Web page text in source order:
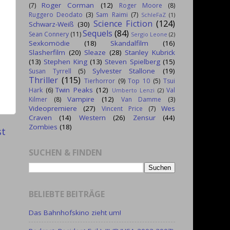
(7)
Roger Corman (12) Roger Moore
(8)
Ruggero Deodato (3) Sam Raimi (7) SchleFaZ (1)
Schwarz-Weiß (30) Science Fiction (124)
Sean Connery (11)Sequels (84) Sergio Leone (2)
Sexkomödie (18) Skandalfilm
(16)
Slasherfilm (20) Sleaze (28) Stanley Kubrick
(13) Stephen King (13) Steven Spielberg (15)
Susan Tyrrell (5) Sylvester Stallone (19)
Thriller (115) Tierhorror (9) Top 10 (5) Tsui
Hark (6) Twin Peaks (12) Umberto Lenzi (2) Val
Kilmer
(8) Vampire (12) Van Damme (3)
Videopremiere (27) Vincent Price (7)
Wes
Craven
(14) Western (26) Zensur
(44)
Zombies (18)
SUCHEN & FINDEN
BELIEBTE BEITRÄGE
Das Bahnhofskino zieht um!